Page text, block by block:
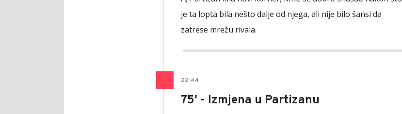
je ta lopta bila nešto dalje od njega, ali nije bilo šansi da
zatrese mrežu rivala.
22:44
75' - Izmjena u Partizanu